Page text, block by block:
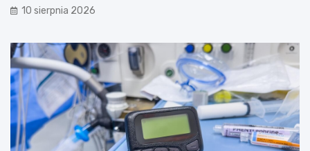
10 sierpnia 2026